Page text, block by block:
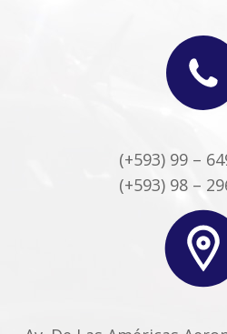
(+593) 99 –
(+593) 98 –